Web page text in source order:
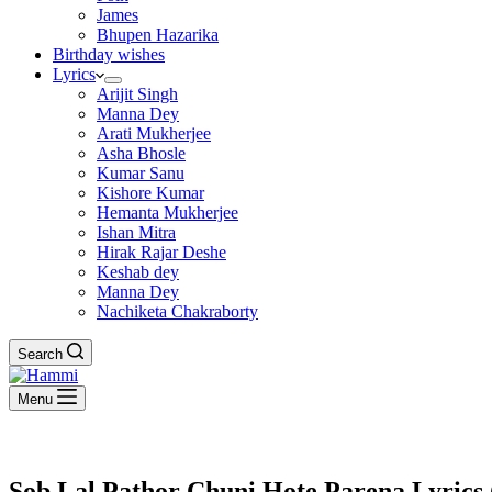
James
Bhupen Hazarika
Birthday wishes
Lyrics
Arijit Singh
Manna Dey
Arati Mukherjee
Asha Bhosle
Kumar Sanu
Kishore Kumar
Hemanta Mukherjee
Ishan Mitra
Hirak Rajar Deshe
Keshab dey
Manna Dey
Nachiketa Chakraborty
Search
Menu